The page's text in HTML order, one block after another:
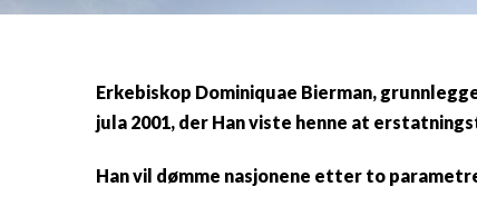
Erkebiskop Dominiquae Bierman,
jula 2001, der Han viste henne at
Han vil dømme nasjonene etter to